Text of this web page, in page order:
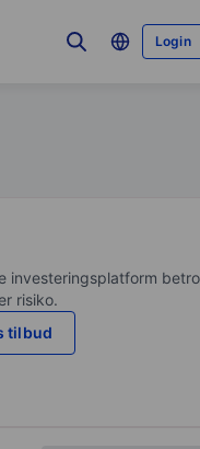
Login
investeringsplatform
risiko.
tilbud